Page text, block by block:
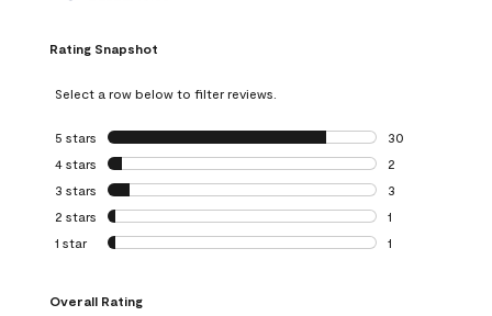
Rating Snapshot
Select a row below to filter reviews.
5 stars stars
30
30 reviews with
4 stars stars
2
2 reviews with 4
3 stars stars
3
3 reviews with 3
2 stars stars
1
1 review with 2
1 star stars
1
Overall Rating